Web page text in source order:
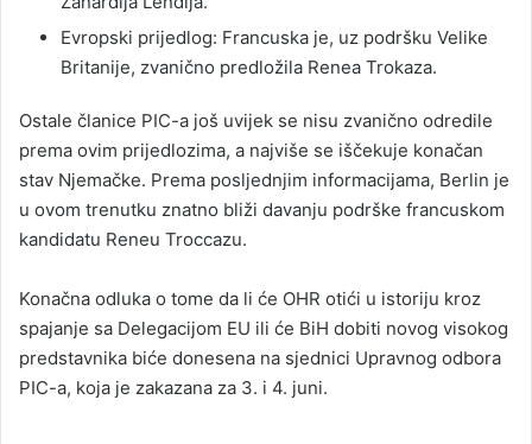
Evropski prijedlog: Francuska je, uz podršku Velike
Britanije, zvanično predložila Renea Trokaza.
Ostale članice PIC-a još uvijek se nisu zvanično odredile
prema ovim prijedlozima, a najviše se iščekuje konačan
stav Njemačke. Prema posljednjim informacijama, Berlin je
u ovom trenutku znatno bliži davanju podrške francuskom
kandidatu Reneu Troccazu.
Konačna odluka o tome da li će OHR otići u istoriju kroz
spajanje sa Delegacijom EU ili će BiH dobiti novog visokog
predstavnika biće donesena na sjednici Upravnog odbora
PIC-a, koja je zakazana za 3. i 4. juni.